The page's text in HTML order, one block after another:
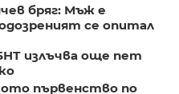
бряг: Мъж е
се опитал
излъчва още пет
първенство по